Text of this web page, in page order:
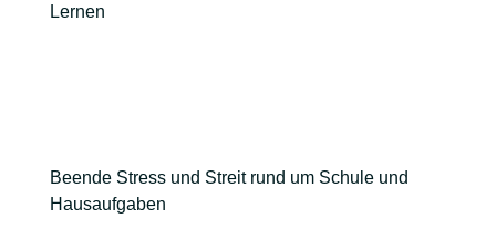
Lernen
Beende Stress und Streit rund um Schule und
Hausaufgaben